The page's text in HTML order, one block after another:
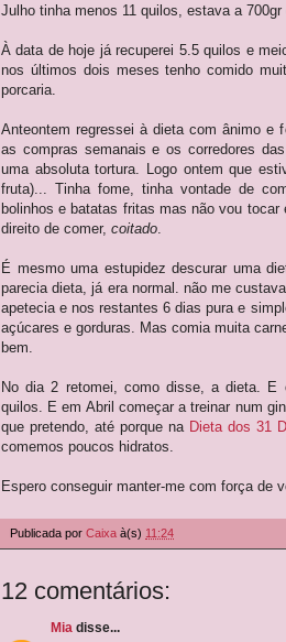
Julho tinha menos 11 quilos, estava a
À data de hoje já recuperei 5.5 quilos e
nos últimos dois meses tenho comido
porcaria.
Anteontem regressei à dieta com ânimo e
as compras semanais e os corredores
uma absoluta tortura. Logo ontem que
fruta)... Tinha fome, tinha vontade de
bolinhos e batatas fritas mas não vou
direito de comer, coitado
É mesmo uma estupidez descurar uma
parecia dieta, já era normal. não me
apetecia e nos restantes 6 dias pura e
açúcares e gorduras. Mas comia muita
bem.
No dia 2 retomei, como disse, a dieta.
quilos. E em Abril começar a treinar num
que pretendo, até porque na Dieta dos 31
comemos poucos hidratos.
Espero conseguir manter-me com força de
Publicada por Caixa à(s) 11:24
12 comentários:
Mia disse...